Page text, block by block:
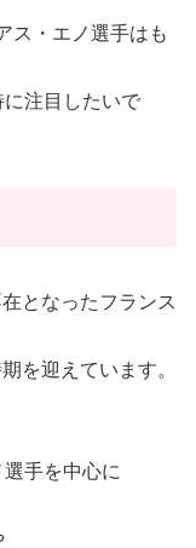
ス・エノ選手はも
注目したいで
となったフランス
を迎えています。
手を中心に